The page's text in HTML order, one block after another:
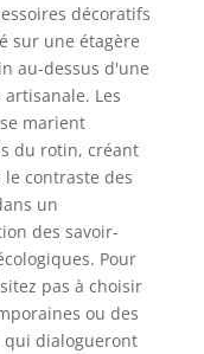
décoratifs
sur une étagère
au-dessus d'une
Les
marient
du rotin, créant
contraste des
un
des savoir-
Pour
pas à choisir
ou des
qui dialogueront